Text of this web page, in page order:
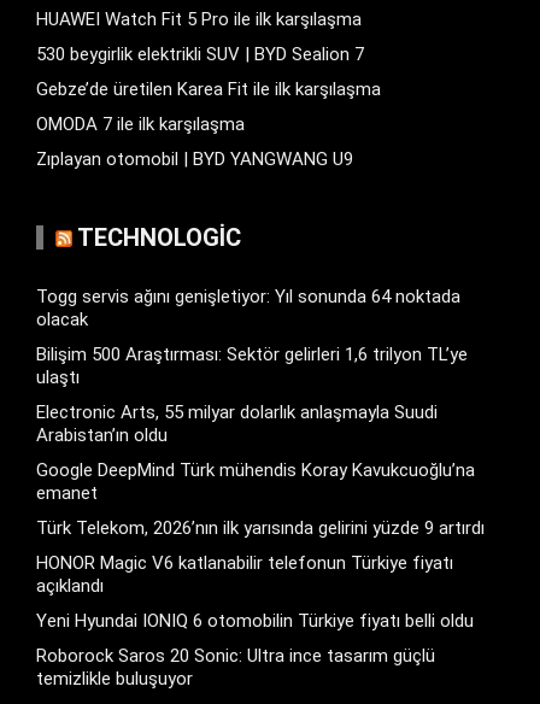
HUAWEI Watch Fit 5 Pro ile ilk karşılaşma
530 beygirlik elektrikli SUV | BYD Sealion 7
Gebze’de üretilen Karea Fit ile ilk karşılaşma
OMODA 7 ile ilk karşılaşma
Zıplayan otomobil | BYD YANGWANG U9
TECHNOLOGIC
Togg servis ağını genişletiyor: Yıl sonunda 64 noktada
olacak
Bilişim 500 Araştırması: Sektör gelirleri 1,6 trilyon TL’ye
ulaştı
Electronic Arts, 55 milyar dolarlık anlaşmayla Suudi
Arabistan’ın oldu
Google DeepMind Türk mühendis Koray Kavukcuoğlu’na
emanet
Türk Telekom, 2026’nın ilk yarısında gelirini yüzde 9 artırdı
HONOR Magic V6 katlanabilir telefonun Türkiye fiyatı
açıklandı
Yeni Hyundai IONIQ 6 otomobilin Türkiye fiyatı belli oldu
Roborock Saros 20 Sonic: Ultra ince tasarım güçlü
temizlikle buluşuyor